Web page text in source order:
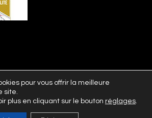
pour vous offrir la meilleure
site.
plus en cliquant sur le bouton réglages.